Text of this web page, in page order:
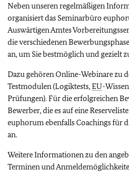
Neben unseren regelmäßigen
organisiert das Seminarbüro
Auswärtigen Amtes
die verschiedenen
an, um Sie bestmöglich und gezielt
Dazu gehören Online-Webinare zu
Testmodulen (Logiktests,EU-
Prüfungen). Für die erfolgreichen
Bewerber, die es auf eine
euphorum ebenfalls Coachings für
an.
Weitere Informationen zu den
Terminen und